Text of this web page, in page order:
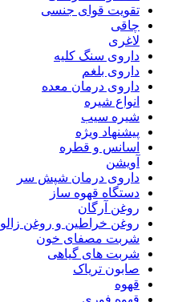
تقویت قوای جنسی
چاقی
لاغری
داروی سنگ کلیه
داروی بلغم
داروی درمان معده
انواع شیره
شیره سیب
پیشنهاد ویژه
اسانس و قطره
آویشن
داروی درمان شپش سر
دستگاه قهوه ساز
روغن آرگان
روغن خراطین و روغن زالو
شربت مصفای خون
شربت های گیاهی
صابون تریاک
قهوه